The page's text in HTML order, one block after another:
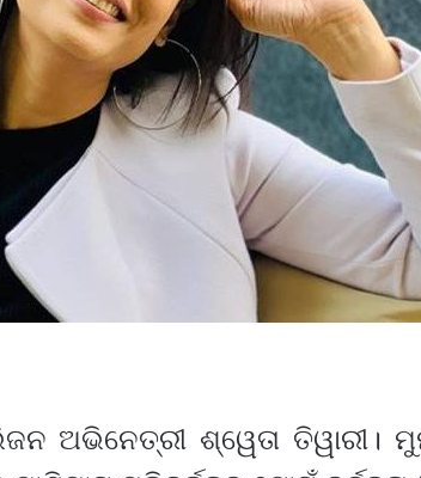
ଅଭିନେତ୍ରୀ ଶ୍ୱେତା ତିୱାରୀ।